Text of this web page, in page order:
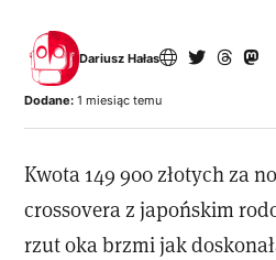
Dariusz Hałas
Dodane: 1 miesiąc temu
Kwota 149 900 złotych za
crossovera z japońskim
rzut oka brzmi jak